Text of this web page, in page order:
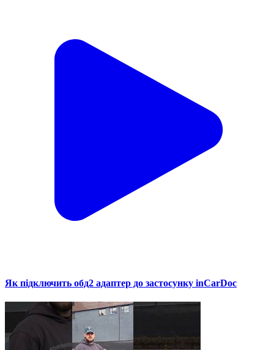
Як підключить обд2 адаптер до застосунку inCarDoc